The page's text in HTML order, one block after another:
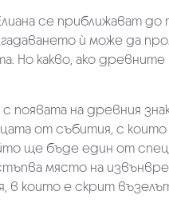
се приближават
ѝ може да
Но какво, ако древните
с появата на древния
от събития, с
ще бъде един от
място на
в които е скрит